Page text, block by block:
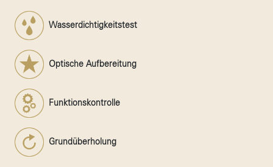
Wasserdichtigkeitstest
Optische Aufbereitung
Funktionskontrolle
Grundüberholung